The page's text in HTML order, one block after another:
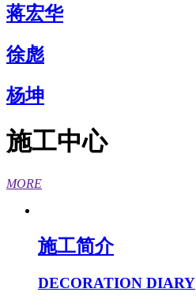
蒋宏华
徐彪
杨坤
施工中心
MORE
施工简介
DECORATION DIARY